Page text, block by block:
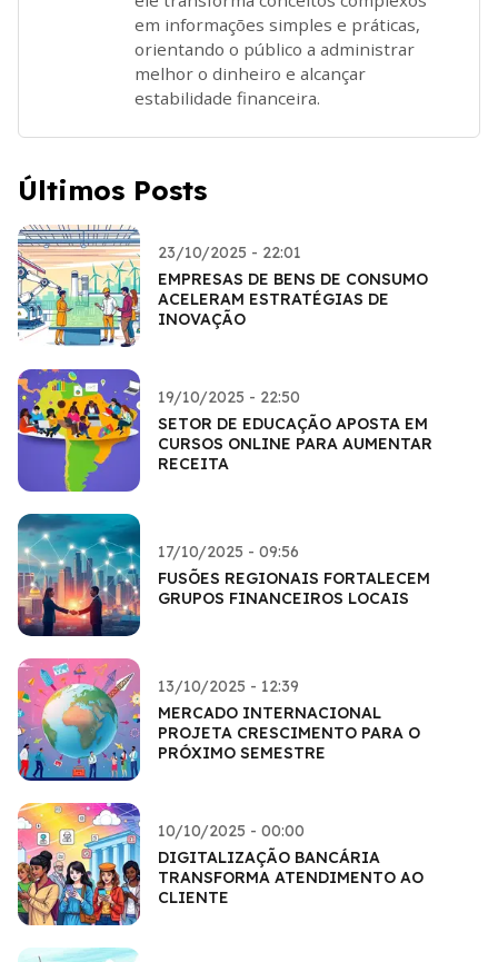
em informações simples e práticas,
orientando o público a administrar
melhor o dinheiro e alcançar
estabilidade financeira.
Últimos Posts
23/10/2025 - 22:01
EMPRESAS DE BENS DE CONSUMO
ACELERAM ESTRATÉGIAS DE
INOVAÇÃO
19/10/2025 - 22:50
SETOR DE EDUCAÇÃO APOSTA EM
CURSOS ONLINE PARA AUMENTAR
RECEITA
17/10/2025 - 09:56
FUSÕES REGIONAIS FORTALECEM
GRUPOS FINANCEIROS LOCAIS
13/10/2025 - 12:39
MERCADO INTERNACIONAL
PROJETA CRESCIMENTO PARA O
PRÓXIMO SEMESTRE
10/10/2025 - 00:00
DIGITALIZAÇÃO BANCÁRIA
TRANSFORMA ATENDIMENTO AO
CLIENTE